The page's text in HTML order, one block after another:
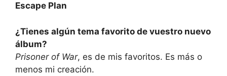
Escape Plan
¿Tienes algún tema favorito de vuestro nuevo
álbum?
Prisoner of War, es de mis favoritos. Es más o
menos mi creación.